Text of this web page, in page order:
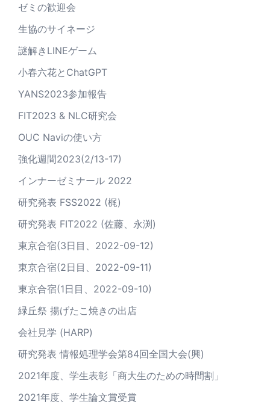
ゼミの歓迎会
生協のサイネージ
謎解きLINEゲーム
小春六花とChatGPT
YANS2023参加報告
FIT2023 & NLC研究会
OUC Naviの使い方
強化週間2023(2/13-17)
インナーゼミナール 2022
研究発表 FSS2022 (梶)
研究発表 FIT2022 (佐藤、永渕)
東京合宿(3日目、2022-09-12)
東京合宿(2日目、2022-09-11)
東京合宿(1日目、2022-09-10)
緑丘祭 揚げたこ焼きの出店
会社見学 (HARP)
研究発表 情報処理学会第84回全国大会(興)
2021年度、学生表彰「商大生のための時間割」
2021年度、学生論文賞受賞